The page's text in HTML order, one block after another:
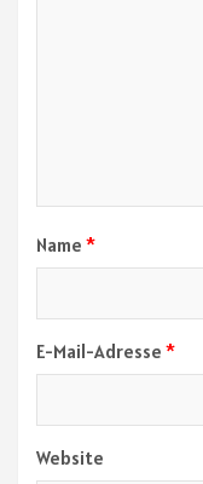
Name *
E-Mail-Adresse *
Website